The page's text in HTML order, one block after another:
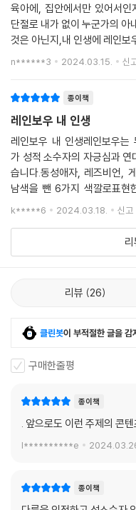
육아에, 집안에서만 있어서
단절로 내가 없이 누군가의 아
것은 아닌지,내 인생에 레인보
지 새삼 궁금해졌다. 그래서
n******3 2024.03.15. 신
종이책
레인보우 내 인생
레인보우 내 인생레인보우는
가 성적 소수자의 자긍심과
습니다.동성애자, 레즈비언,
남색을 뺀 6가지 색깔로표현
설이라서 처음에는 다소 이
수자의피해나 생각을 알려주
k*****6 2024.03.18. 신고
리뷰 26
클린봇이 부적절한 글을 감
구매한줄평
종이책
. 앞으로도 이런 주제의 콘
l**********e
종이책